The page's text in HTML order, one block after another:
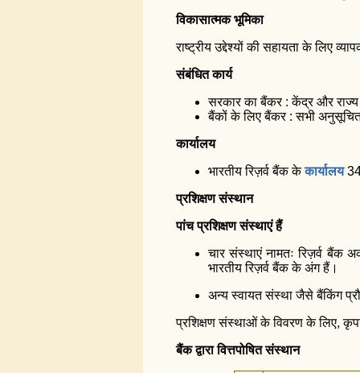
विकासात्मक भूमिका
राष्ट्रीय उद्देश्यों की सहायता के लिए
संबंधित कार्य
सरकार का बैंकर : केंद्र और राज्य
बैंकों के लिए बैंकर : सभी
कार्यालय
भारतीय रिज़र्व बैंक केकार्यालय34
प्रशिक्षण संस्थान
पांच प्रशिक्षण संस्थाएं हैं
चार संस्थाएं नामतः रिज़र्व बैंक
भारतीय रिज़र्व बैंक के अंग हैं।
अन्य स्वायत संस्था जैसे बैंकिंग
प्रशिक्षण संस्थाओं के विवरण के लिए,
बैंक द्वारा वित्तपोषित संस्थान